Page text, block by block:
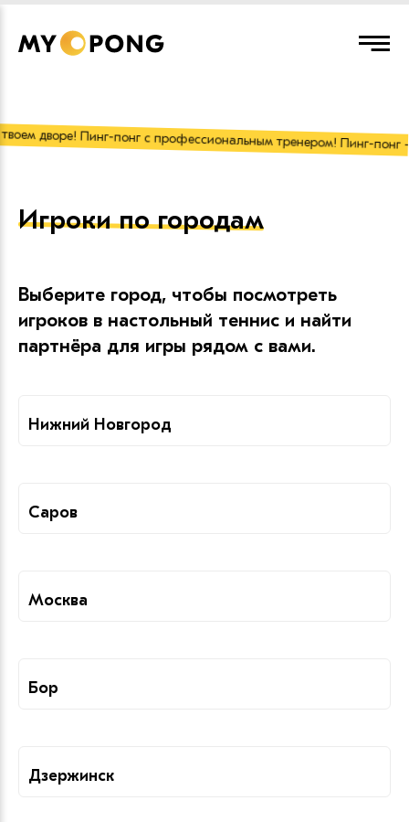
дворе! Пинг-понг с профессиональным тренером! Пинг-
Игроки по городам
Выберите город, чтобы посмотреть
игроков в настольный теннис и найти
партнёра для игры рядом с вами.
Нижний Новгород
Саров
Москва
Бор
Дзержинск